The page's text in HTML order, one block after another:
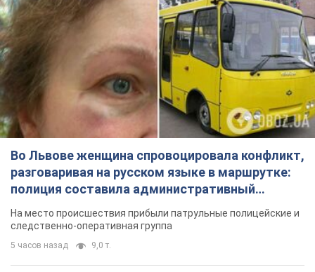
Во Львове женщина спровоцировала конфликт,
разговаривая на русском языке в маршрутке:
полиция составила административный
протокол. Видео
На место происшествия прибыли патрульные полицейские и
следственно-оперативная группа
5 часов назад 9,0 т.